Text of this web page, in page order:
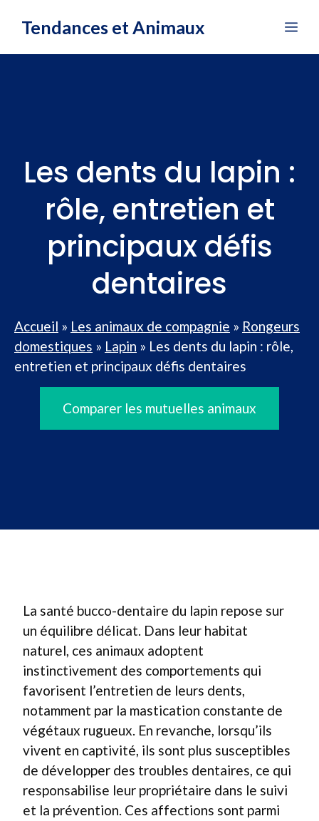
Tendances et Animaux
Les dents du lapin :
rôle, entretien et
principaux défis
dentaires
Accueil » Les animaux de compagnie » Rongeurs
domestiques » Lapin » Les dents du lapin : rôle,
entretien et principaux défis dentaires
Comparer les mutuelles animaux
La santé bucco-dentaire du lapin repose sur
un équilibre délicat. Dans leur habitat
naturel, ces animaux adoptent
instinctivement des comportements qui
favorisent l’entretien de leurs dents,
notamment par la mastication constante de
végétaux rugueux. En revanche, lorsqu’ils
vivent en captivité, ils sont plus susceptibles
de développer des troubles dentaires, ce qui
responsabilise leur propriétaire dans le suivi
et la prévention. Ces affections sont parmi